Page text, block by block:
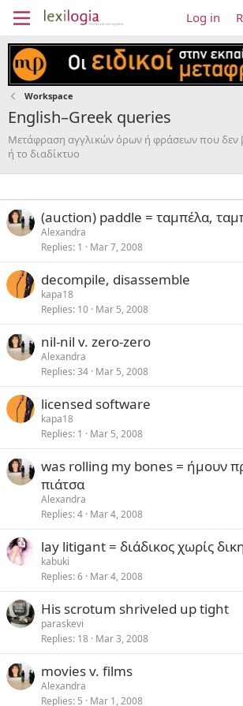
Log in
Workspace
English–Greek queries
Μετάφραση αγγλικών όρων ή φράσεων που δεν
ή το διαδίκτυο
(auction) paddle = ταμπέλα,
Alexandra
Replies 1 Mar 7, 2008
decompile, disassemble
kapa18
Replies 10 Mar 5, 2008
nil-nil v. zero-zero
Alexandra
Replies 34 Mar 5, 2008
licensed software
kapa18
Replies 1 Mar 5, 2008
was rolling my bones = ήμουν
πιάτσα
Alexandra
Replies 4 Mar 4, 2008
lay litigant = διάδικος χωρίς
kabuki
Replies 6 Mar 4, 2008
His scrotum shriveled up tight
paraskevi
Replies 18 Mar 3, 2008
movies v. films
Alexandra
Replies 5 Mar 1, 2008